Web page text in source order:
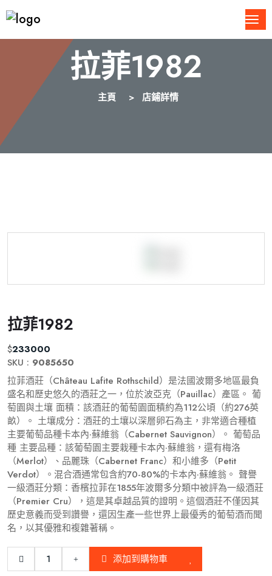
拉菲1982
主頁 店鋪詳情
拉菲1982
$233000
SKU : 9085650
拉菲酒莊（Château Lafite Rothschild）是法國波爾多地區最負
盛名和歷史悠久的酒莊之一，位於波亞克（Pauillac）產區。 葡
萄園與土壤 面積：該酒莊的葡萄園面積約為112公頃（約276英
畝）。 土壤成分：酒莊的土壤以深層卵石為主，非常適合種植
主要葡萄品種卡本內·蘇維翁（Cabernet Sauvignon）。 葡萄品
種 主要品種：該葡萄園主要栽種卡本內·蘇維翁，還有梅洛
（Merlot）、品麗珠（Cabernet Franc）和小維多（Petit
Verdot）。混合酒通常包含約70-80%的卡本內·蘇維翁。 聲譽
一級酒莊分類：香檳拉菲在1855年波爾多分類中被評為一級酒莊
（Premier Cru），這是其卓越品質的證明。這個酒莊不僅因其
歷史意義而受到讚譽，還因生產一些世界上最優秀的葡萄酒而聞
名，以其優雅和複雜著稱。
添加到購物車